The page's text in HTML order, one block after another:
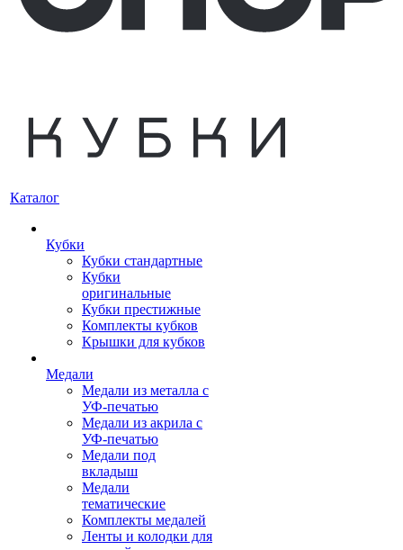
Каталог
Кубки
Кубки стандартные
Кубки
оригинальные
Кубки престижные
Комплекты кубков
Крышки для кубков
Медали
Медали из металла с
УФ-печатью
Медали из акрила с
УФ-печатью
Медали под
вкладыш
Медали
тематические
Комплекты медалей
Ленты и колодки для